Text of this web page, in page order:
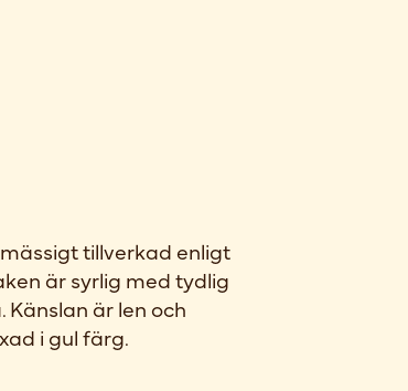
tillverkad enligt
är syrlig med tydlig
är len och
i gul färg.